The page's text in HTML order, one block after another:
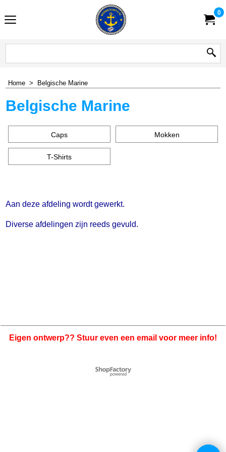
0
Home > Belgische Marine
Belgische Marine
Caps Mokken
T-Shirts
Aan deze afdeling wordt gewerkt.
Diverse afdelingen zijn reeds gevuld.
Eigen ontwerp?? Stuur even een email voor meer info!
Webwinkel gemaakt met
ShopFactory webwinkel